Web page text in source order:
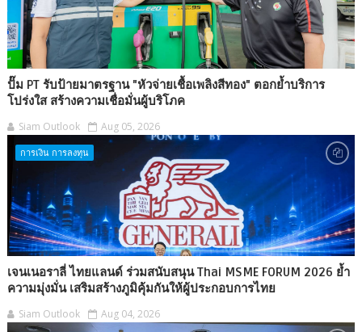
ปั๊ม PT รับป้ายมาตรฐาน "หัวจ่ายเชื้อเพลิงสีทอง" ตอกย้ำบริการ
โปร่งใส สร้างความเชื่อมั่นผู้บริโภค
Siam Outlook Aug 05, 2026
การเงิน การลงทุน
เจนเนอราลี่ ไทยแลนด์ ร่วมสนับสนุน Thai MSME FORUM 2026 ย้ำ
ความมุ่งมั่น เสริมสร้างภูมิคุ้มกันให้ผู้ประกอบการไทย
Siam Outlook Aug 04, 2026